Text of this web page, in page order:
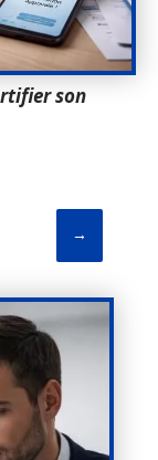
son